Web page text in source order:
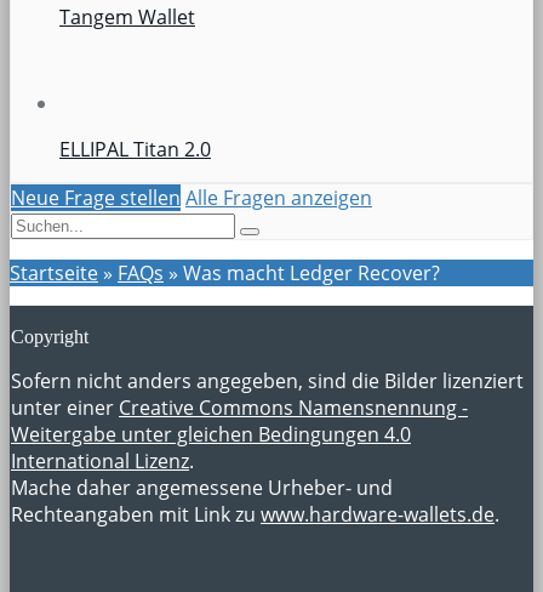
Tangem Wallet
ELLIPAL Titan 2.0
Neue Frage stellen Alle Fragen anzeigen
Startseite» FAQs » Was macht Ledger Recover?
Copyright
Sofern nicht anders angegeben, sind die Bilder lizenziert
unter einer Creative Commons Namensnennung -
Weitergabe unter gleichen Bedingungen 4.0
International Lizenz.
Mache daher angemessene Urheber- und
Rechteangaben mit Link zu www.hardware-wallets.de.